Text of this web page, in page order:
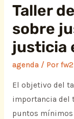
Taller
sobre
justicia
agenda/ Por fw2
El objetivo del
importancia del
puntos mínimos